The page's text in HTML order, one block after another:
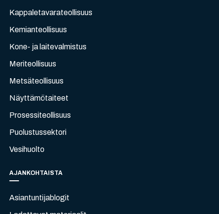
Kappaletavarateollisuus
Kemianteollisuus
Kone- ja laitevalmistus
Meriteollisuus
Metsäteollisuus
Näyttämötaiteet
Prosessiteollisuus
Puolustussektori
Vesihuolto
AJANKOHTAISTA
Asiantuntijablogit